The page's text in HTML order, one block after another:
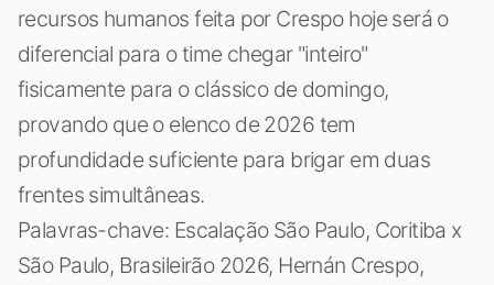
recursos humanos feita por Crespo hoje será o
diferencial para o time chegar "inteiro"
fisicamente para o clássico de domingo,
provando que o elenco de 2026 tem
profundidade suficiente para brigar em duas
frentes simultâneas.
Palavras-chave: Escalação São Paulo, Coritiba x
São Paulo, Brasileirão 2026, Hernán Crespo,